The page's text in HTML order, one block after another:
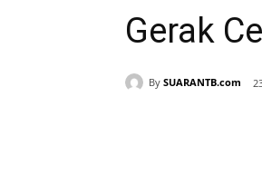
Gerak
By SUARANTB.com